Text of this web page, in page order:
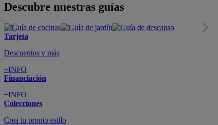
Descubre nuestras guías
Tarjeta
Descuentos y más
+INFO
Financiación
+INFO
Colecciones
Crea tu propio estilo